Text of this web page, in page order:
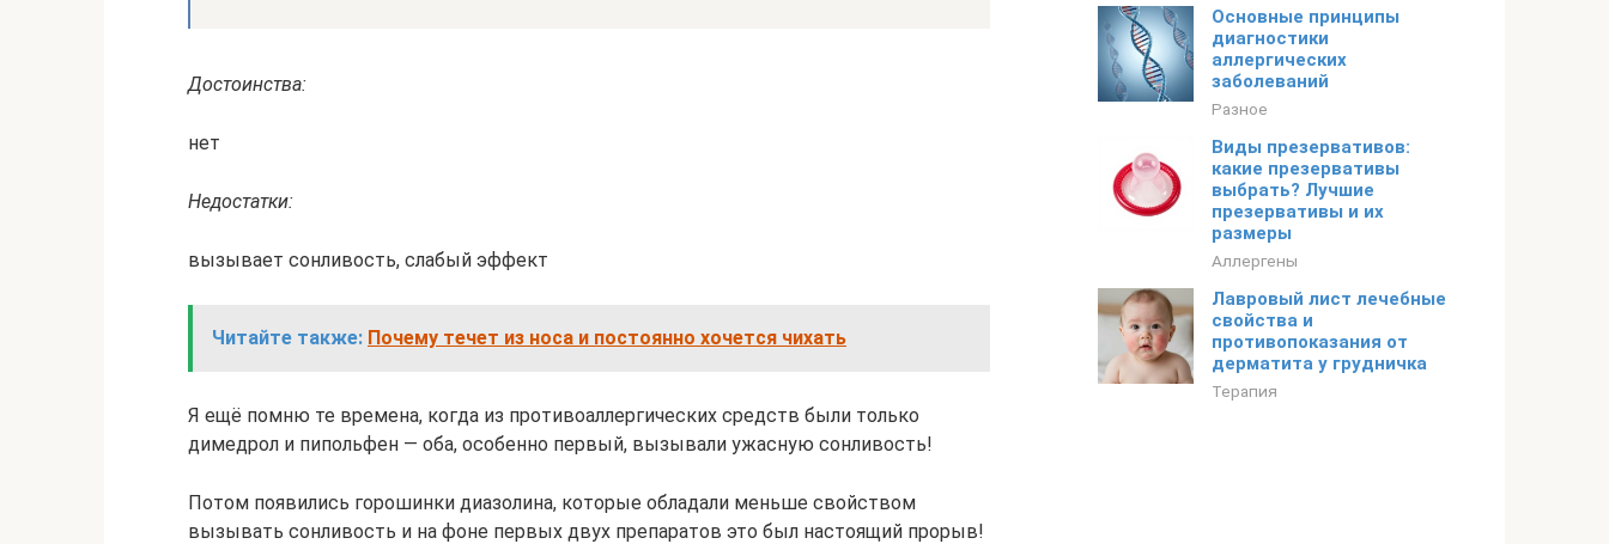
Достоинства:
нет
Недостатки:
вызывает сонливость, слабый эффект
Читайте также: Почему течет из носа и постоянно хочется чихать
Я ещё помню те времена, когда из противоаллергических средств были только
димедрол и пипольфен — оба, особенно первый, вызывали ужасную сонливость!
Потом появились горошинки диазолина, которые обладали меньше свойством
вызывать сонливость и на фоне первых двух препаратов это был настоящий прорыв!
Основные принципы
диагностики
аллергических
заболеваний
Разное
Виды презервативов:
какие презервативы
выбрать? Лучшие
презервативы и их
размеры
Аллергены
Лавровый лист лечебные
свойства и
противопоказания от
дерматита у грудничка
Терапия